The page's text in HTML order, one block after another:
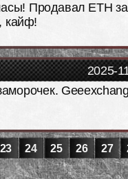
Продавал ETH за
кайф!
2025-
23 24 25 26 27